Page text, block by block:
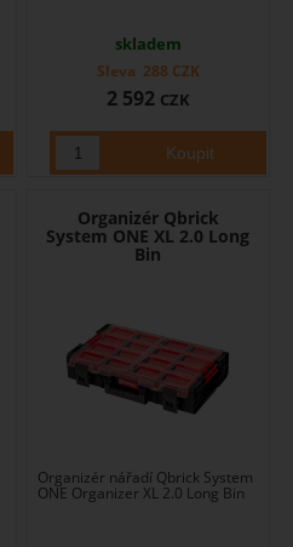
skladem
2 592 CZK
Sleva 288 CZK
Organizér Qbrick
System ONE XL 2.0 Long
Bin
Organizér nářadí Qbrick System
ONE Organizer XL 2.0 Long Bin